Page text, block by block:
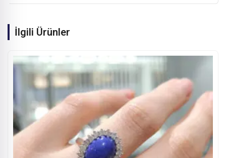
İlgili Ürünler